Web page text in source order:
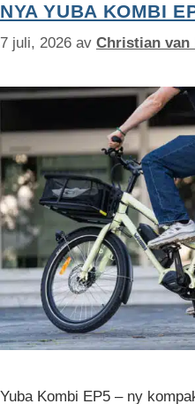
NYA YUBA KOMBI
7 juli, 2026 av Christian van
Yuba Kombi EP5 – ny